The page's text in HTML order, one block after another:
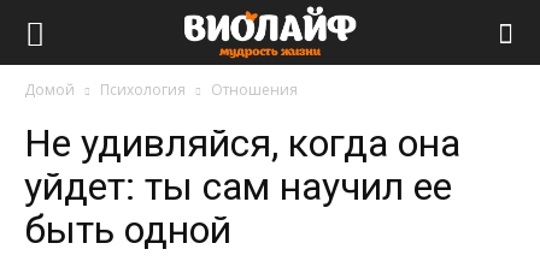
Домой Психология Отношения
Не удивляйся, когда она
уйдет: ты сам научил ее
быть одной